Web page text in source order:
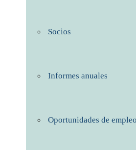
Socios
Informes anuales
Oportunidades de empleo